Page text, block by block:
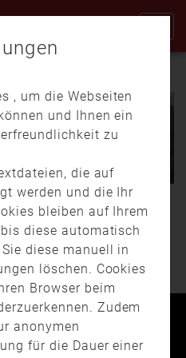
19.03.20:01
In für Corona-Verdachtsfälle
Das Landesamt für
Gesundheit testet jeden
Tag mehrere tausend
Proben von …
BEITRÄGE
Datenschutz
, um die Webseiten
und Ihnen ein
zu
die auf
werden und die Ihr
bleiben auf Ihrem
diese automatisch
diese manuell in
löschen. Cookies
Browser beim
Zudem
anonymen
für die Dauer einer